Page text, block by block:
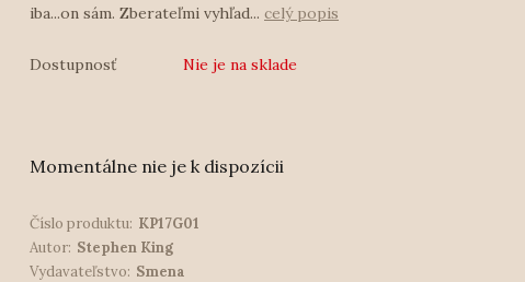
iba...on sám. Zberateľmi vyhľad... celý popis
Dostupnosť Nie je na sklade
Momentálne nie je k dispozícii
Číslo produktu: KP17G01
Autor: Stephen King
Vydavateľstvo: Smena